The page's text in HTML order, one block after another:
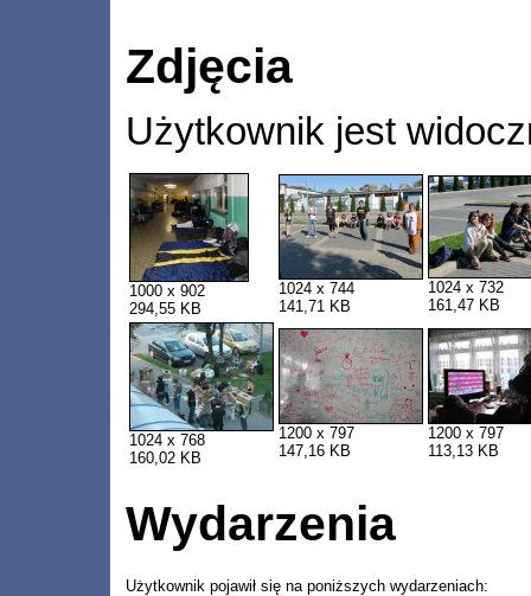
Zdjęcia
Użytkownik jest
1000 x 902
294,55 KB
1024 x 744
141,71 KB
1024 x 732
161,47 KB
1024 x 768
160,02 KB
1200 x 797
147,16 KB
1200 x 797
113,13 KB
Wydarzenia
Użytkownik pojawił się na poniższych wydarzeniach: